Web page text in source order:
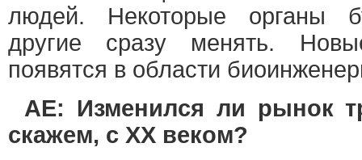
людей. Некоторые органы
другие сразу менять.
появятся в области
AE: Изменился ли рынок
скажем, с XX веком?